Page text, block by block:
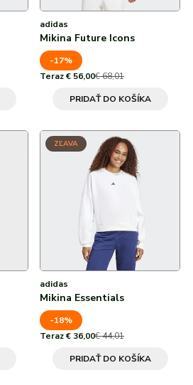
adidas
Mikina Future Icons
-17%
Teraz € 56,00€ 68,01
PRIDAŤ DO KOŠÍKA
ZĽAVA
adidas
Mikina Essentials
-18%
Teraz € 36,00€ 44,01
PRIDAŤ DO KOŠÍKA